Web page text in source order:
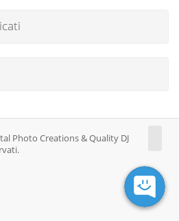
Photo Creations & Quality DJ